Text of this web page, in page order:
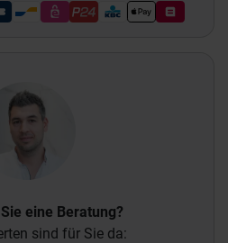
eine Beratung?
sind für Sie da: